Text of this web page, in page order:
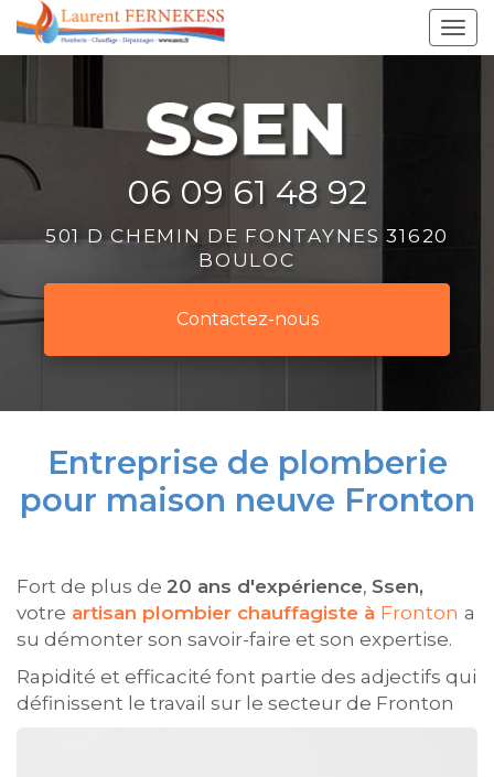
Aller
au
06 09 61 48 92
501 D CHEMIN DE FONTAYNES 31620
BOULOC
Contactez-nous
Entreprise de plomberie
pour maison neuve Fronton
Fort de plus de 20 ans d'expérience, Ssen,
votre artisan plombier chauffagiste à Fronton a
su démonter son savoir-faire et son expertise.
Rapidité et efficacité font partie des adjectifs qui
définissent le travail sur le secteur de Fronton